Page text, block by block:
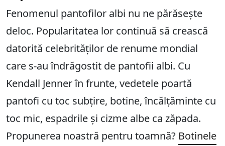
Fenomenul pantofilor albi nu ne părăsește
deloc. Popularitatea lor continuă să crească
datorită celebrităților de renume mondial
care s-au îndrăgostit de pantofii albi. Cu
Kendall Jenner în frunte, vedetele poartă
pantofi cu toc subțire, botine, încălțăminte cu
toc mic, espadrile și cizme albe ca zăpada.
Propunerea noastră pentru toamnă? Botinele